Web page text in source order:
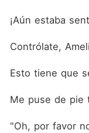
¡Aún estaba
Contrólate,
Esto tiene que
Me puse de pie
"Oh, por favor